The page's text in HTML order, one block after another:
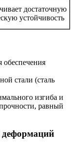
достаточную
устойчивость
обеспечения
стали (сталь
изгиба и
равный
деформаций